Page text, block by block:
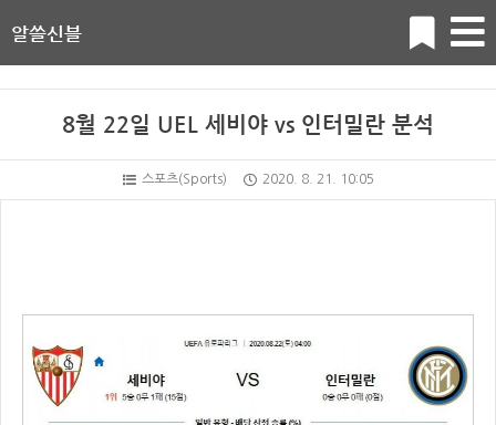
알쓸신블
8월 22일 UEL 세비야 vs 인터밀란 분석
스포츠(Sports) 2020. 8. 21. 10:05